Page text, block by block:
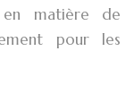
en matière de
pour les